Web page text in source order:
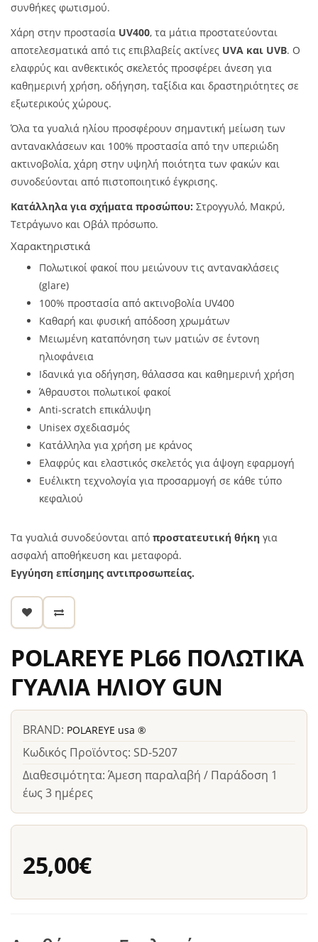
συνθήκες φωτισμού.
Χάρη στην προστασία UV400, τα μάτια προστατεύονται
αποτελεσματικά από τις επιβλαβείς ακτίνες UVA και UVB. Ο
ελαφρύς και ανθεκτικός σκελετός προσφέρει άνεση για
καθημερινή χρήση, οδήγηση, ταξίδια και δραστηριότητες σε
εξωτερικούς χώρους.
Όλα τα γυαλιά ηλίου προσφέρουν σημαντική μείωση των
αντανακλάσεων και 100% προστασία από την υπεριώδη
ακτινοβολία, χάρη στην υψηλή ποιότητα των φακών και
συνοδεύονται από πιστοποιητικό έγκρισης.
Κατάλληλα για σχήματα προσώπου: Στρογγυλό, Μακρύ,
Τετράγωνο και Οβάλ πρόσωπο.
Χαρακτηριστικά
Πολωτικοί φακοί που μειώνουν τις αντανακλάσεις
(glare)
100% προστασία από ακτινοβολία UV400
Καθαρή και φυσική απόδοση χρωμάτων
Μειωμένη καταπόνηση των ματιών σε έντονη
ηλιοφάνεια
Ιδανικά για οδήγηση, θάλασσα και καθημερινή χρήση
Άθραυστοι πολωτικοί φακοί
Anti-scratch επικάλυψη
Unisex σχεδιασμός
Κατάλληλα για χρήση με κράνος
Ελαφρύς και ελαστικός σκελετός για άψογη εφαρμογή
Ευέλικτη τεχνολογία για προσαρμογή σε κάθε τύπο
κεφαλιού
Τα γυαλιά συνοδεύονται από προστατευτική θήκη για
ασφαλή αποθήκευση και μεταφορά.
Εγγύηση επίσημης αντιπροσωπείας.
POLAREYE PL66 ΠΟΛΩΤΙΚΑ
ΓΥΑΛΙΑ ΗΛΙΟΥ GUN
BRAND: POLAREYE usa ®
Κωδικός Προϊόντος: SD-5207
Διαθεσιμότητα: Άμεση παραλαβή / Παράδοση 1
έως 3 ημέρες
25,00€